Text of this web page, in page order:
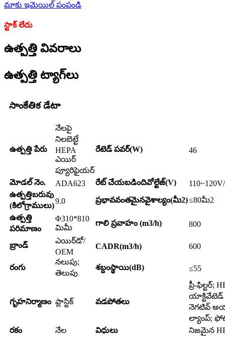
మాకు ఇమెయిల్ పంపండి
స్టాక్ లేదు
ఉత్పత్తి వివరాలు
ఉత్పత్తి ట్యాగ్‌లు
సాంకేతిక డేటా
ఉత్పత్తి పేరు
నేలపై
నిలబెట్టే
HEPA
ఎయిర్
ప్యూరిఫైయర్
రేటెడ్ పవర్(W) 46
మోడల్ నెం. ADA623 రేట్ చేయబడిందివోల్టేజ్(V)
ఉత్పత్తిబరువు
(కిలోగ్రాములు)
9.0 ప్రభావవంతమైనవైశాల్యం(మీ2)≤80మీ2
ఉత్పత్తి
పరిమాణం
Φ310*810
మిమీ
గాలి ప్రవాహం (m3/h) 800
బ్రాండ్
ఎయిర్‌డో/
OEM
CADR(m3/h) 600
రంగు
నలుపు;
తెలుపు
శబ్దంస్థాయి(dB) ≤55
గృహనిర్మాణం ప్లాస్టిక్ వడపోతలు
ప్రీ-ఫిల్టర్;
యాక్టివేటెడ్
నెగటివ్
ల్యాంప్;
రకం
నేల విధులు నిజమైన